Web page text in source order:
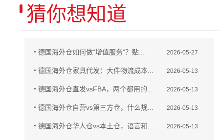
猜你想知道
德国海外仓如何做“增值服务”？贴... 2026-05-27
德国海外仓家具代发：大件物流成本... 2026-05-13
德国海外仓直发vsFBA，两个都用的... 2026-05-13
德国海外仓自营vs第三方仓，什么规... 2026-05-13
德国海外仓华人仓vs本土仓，语言和... 2026-05-13